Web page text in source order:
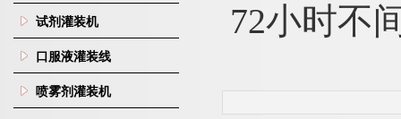
试剂灌装机
口服液灌装线
喷雾剂灌装机
72小时不